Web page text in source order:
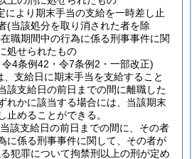
により期末手当の支給を一時差し止
(当該処分を取り消された者を除
職期間中の行為に係る刑事事件に関
処せられたもの
4条例42・令7条例2・一部改正)
、支給日に期末手当を支給すること
該支給日の前日までの間に離職した
れかに該当する場合には、当該期末
止めることができる。
該支給日の前日までの間に、その者
に係る刑事事件に関して、その者が
犯罪について拘禁刑以上の刑が定め